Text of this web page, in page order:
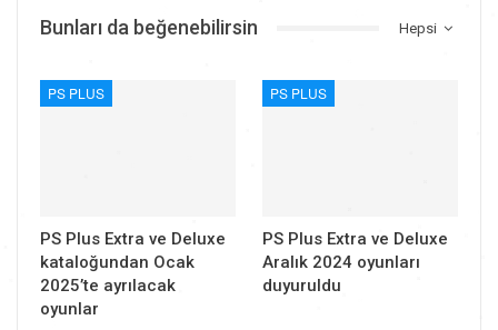
Hepsi
Bunları da beğenebilirsin
PS PLUS
PS Plus Extra ve Deluxe
kataloğundan Ocak
2025’te ayrılacak
oyunlar
PS PLUS
PS Plus Extra ve Deluxe
Aralık 2024 oyunları
duyuruldu